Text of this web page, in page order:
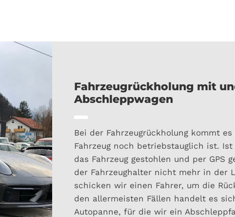
Fahrzeugrückholung mit
Abschleppwagen
Bei der Fahrzeugrückholung kommt
Fahrzeug noch betriebstauglich ist.
das Fahrzeug gestohlen und per GPS
der Fahrzeughalter nicht mehr in der
schicken wir einen Fahrer, um die
den allermeisten Fällen handelt es
Autopanne, für die wir ein